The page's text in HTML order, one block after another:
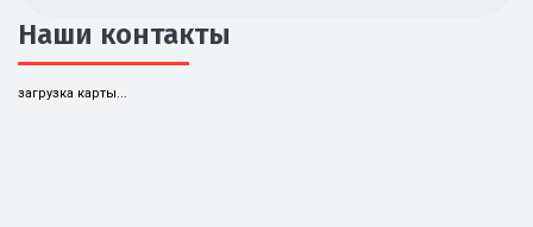
Наши контакты
загрузка карты...